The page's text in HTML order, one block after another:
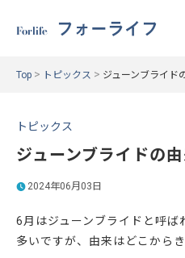
Forlife フォーライフ
Top > トピックス > ジューンブライド
トピックス
ジューンブライドの
2024年06月03日
6月はジューンブライドと呼
多いですが、由来はどこから